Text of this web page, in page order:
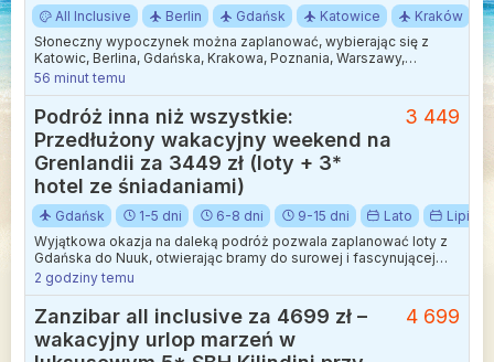
All Inclusive Berlin Gdańsk Katowice
Kraków
Słoneczny wypoczynek można zaplanować, wybierając się z
Katowic, Berlina, Gdańska, Krakowa, Poznania, Warszawy,
Warszawy-Modlin i Wrocławia na malowniczą Maltę.
56 minut temu
Podróż inna niż wszystkie:
Przedłużony wakacyjny weekend na
Grenlandii za 3449 zł (loty + 3*
hotel ze śniadaniami)
3 449
Gdańsk 1-5 dni 6-8 dni 9-15 dni Lato
Lipiec
Wyjątkowa okazja na daleką podróż pozwala zaplanować loty z
Gdańska do Nuuk, otwierając bramy do surowej i fascynującej
Arktyki. Połączenie realizowane jest z wygodną przesiadką w
Kopenhadze, co pozwala na sprawną podróż w obie strony. Taka
propozycja to idealny sposób na niezapomniane wakacje w
miejscu, gdzie natura dominuje nad cywilizacją.
2 godziny temu
Zanzibar all inclusive za 4699 zł –
wakacyjny urlop marzeń w
4 699